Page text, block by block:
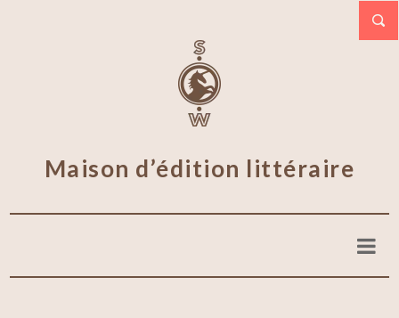
Maison d’édition littéraire